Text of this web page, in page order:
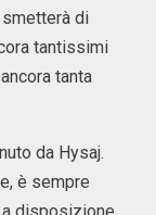
di
tantissimi
tanta
da Hysaj.
è sempre